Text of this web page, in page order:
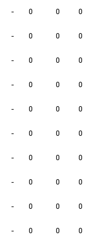
- 0 0 0
- 0 0 0
- 0 0 0
- 0 0 0
- 0 0 0
- 0 0 0
- 0 0 0
- 0 0 0
- 0 0 0
- 0 0 0